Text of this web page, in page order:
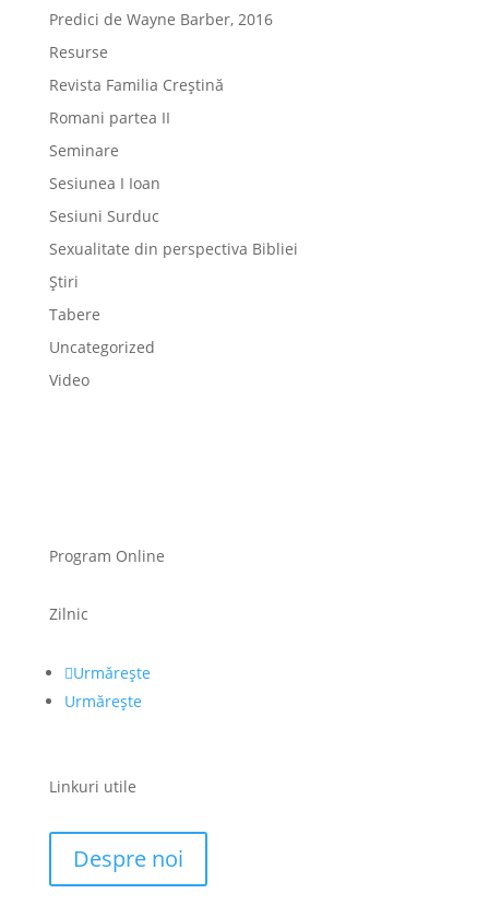
Predici de Wayne Barber, 2016
Resurse
Revista Familia Creștină
Romani partea II
Seminare
Sesiunea I Ioan
Sesiuni Surduc
Sexualitate din perspectiva Bibliei
Știri
Tabere
Uncategorized
Video
Program Online
Zilnic
Urmărește
Urmărește
Linkuri utile
Despre noi